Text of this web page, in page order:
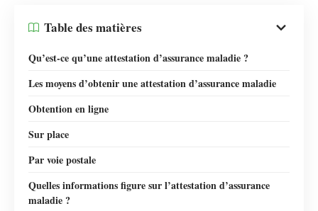
Table des matières
Qu’est-ce qu’une attestation d’assurance maladie ?
Les moyens d’obtenir une attestation d’assurance maladie
Obtention en ligne
Sur place
Par voie postale
Quelles informations figure sur l’attestation d’assurance
maladie ?